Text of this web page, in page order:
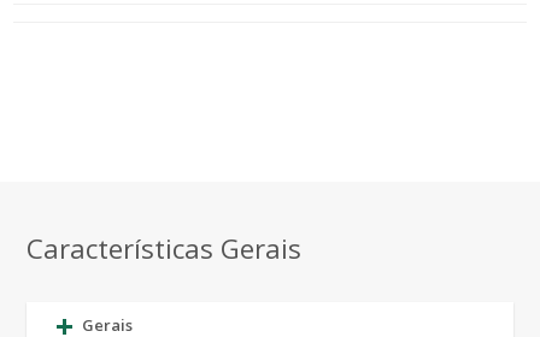
Características Gerais
Gerais